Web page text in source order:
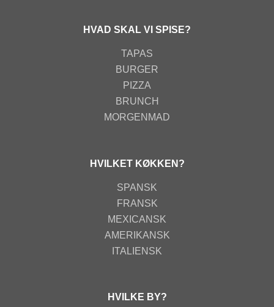
HVAD SKAL VI SPISE?
TAPAS
BURGER
PIZZA
BRUNCH
MORGENMAD
HVILKET KØKKEN?
SPANSK
FRANSK
MEXICANSK
AMERIKANSK
ITALIENSK
HVILKE BY?